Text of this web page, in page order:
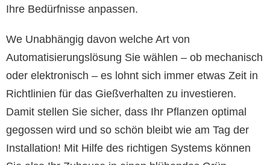
Ihre Bedürfnisse anpassen.
We Unabhängig davon welche Art von
Automatisierungslösung Sie wählen – ob mechanisch
oder elektronisch – es lohnt sich immer etwas Zeit in
Richtlinien für das Gießverhalten zu investieren.
Damit stellen Sie sicher, dass Ihr Pflanzen optimal
gegossen wird und so schön bleibt wie am Tag der
Installation! Mit Hilfe des richtigen Systems können